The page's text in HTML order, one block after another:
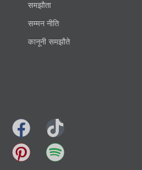
समझौता
सम्मन नीति
कानूनी समझौते